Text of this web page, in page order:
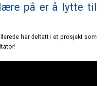
på er å lytte til
har deltatt i et prosjekt som